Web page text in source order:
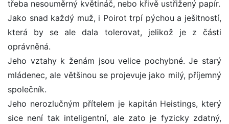
třeba nesouměrný květináč, nebo křivě ustřižený papír.
Jako snad každý muž, i Poirot trpí pýchou a ješitností,
která by se ale dala tolerovat, jelikož je z části
oprávněná.
Jeho vztahy k ženám jsou velice pochybné. Je starý
mládenec, ale většinou se projevuje jako milý, příjemný
společník.
Jeho nerozlučným přítelem je kapitán Heistings, který
sice není tak inteligentní, ale zato je fyzicky zdatný,